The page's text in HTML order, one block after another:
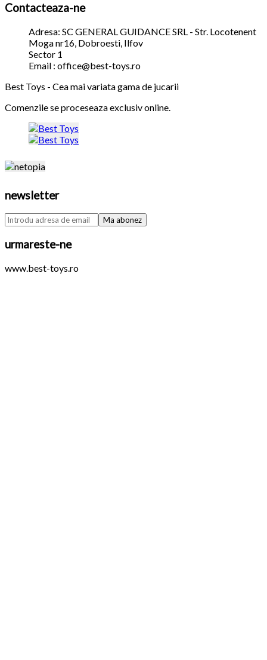
Contacteaza-ne
Adresa: SC GENERAL GUIDANCE SRL - Str. Locotenent
Moga nr16, Dobroesti, Ilfov
Sector 1
Email : office@best-toys.ro
Best Toys - Cea mai variata gama de jucarii
Comenzile se proceseaza exclusiv online.
newsletter
urmareste-ne
www.best-toys.ro